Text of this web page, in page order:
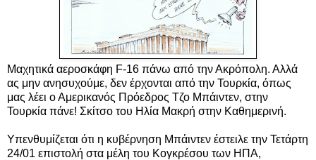
Μαχητικά αεροσκάφη F-16 πάνω από την Ακρόπολη. Αλλά
ας μην ανησυχούμε, δεν έρχονται από την Τουρκία, όπως
μας λέει ο Αμερικανός Πρόεδρος Τζο Μπάιντεν, στην
Τουρκία πάνε! Σκίτσο του Ηλία Μακρή στην Καθημερινή.
Υπενθυμίζεται ότι η κυβέρνηση Μπάιντεν έστειλε την Τετάρτη
24/01 επιστολή στα μέλη του Κογκρέσου των ΗΠΑ,